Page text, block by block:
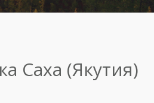
Саха (Якутия)